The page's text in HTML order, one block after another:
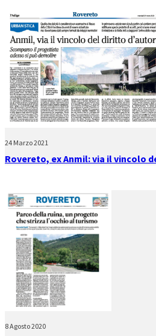
24 Marzo 2021
Rovereto, ex Anmil: via il vincolo
8 Agosto 2020